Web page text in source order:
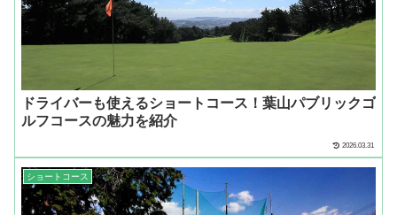
ドライバーも使えるショートコース！葉山パブリックゴ
ルフコースの魅力を紹介
2026.03.31
ショートコース